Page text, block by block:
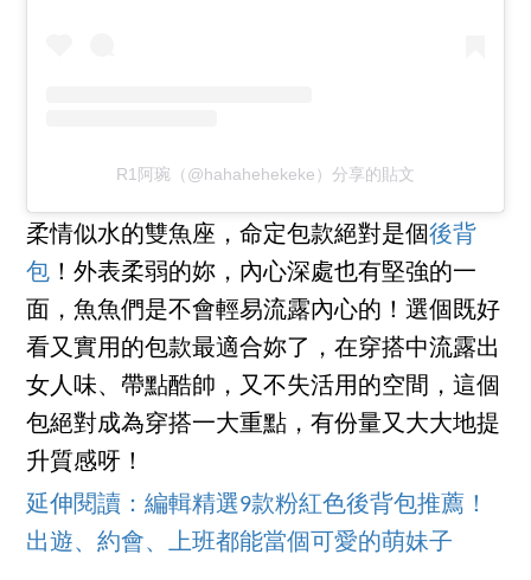
R1阿琬（@hahahehekeke）分享的貼文
柔情似水的雙魚座，命定包款絕對是個後背
包 ！外表柔弱的妳，內心深處也有堅強的一
面，魚魚們是不會輕易流露內心的！選個既好
看又實用的包款最適合妳了，在穿搭中流露出
女人味、帶點酷帥，又不失活用的空間，這個
包絕對成為穿搭一大重點，有份量又大大地提
升質感呀！
延伸閱讀：編輯精選9款粉紅色後背包推薦！
出遊、約會、上班都能當個可愛的萌妹子